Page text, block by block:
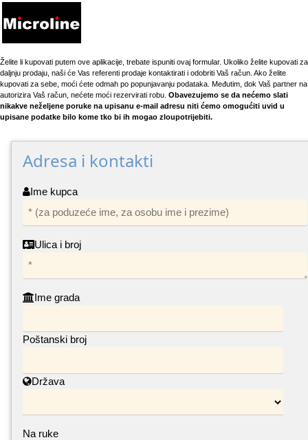
Želite li kupovati putem ove aplikacije, trebate ispuniti ovaj formular. Ukoliko želite kupovati za
daljnju prodaju, naši će Vas referenti prodaje kontaktirati i odobriti Vaš račun. Ako želite
kupovati za sebe, moći ćete odmah po popunjavanju podataka. Međutim, dok Vaš partner na
autorizira Vaš račun, nećete moći rezervirati robu. Obavezujemo se da nećemo slati
nikakve neželjene poruke na upisanu e-mail adresu niti ćemo omogućiti uvid u
upisane podatke bilo kome tko bi ih mogao zloupotrijebiti.
Adresa i kontakti
Ime kupca
Ulica i broj
Ime grada
Poštanski broj
Država
Na ruke